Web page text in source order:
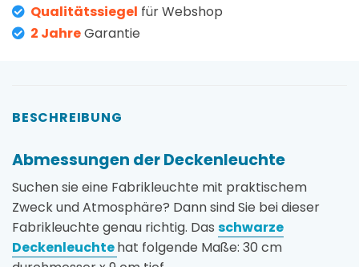
Qualitätssiegel für Webshop
2 JahreGarantie
BESCHREIBUNG
Abmessungen der Deckenleuchte
Suchen sie eine Fabrikleuchte mit praktischem
Zweck und Atmosphäre? Dann sind Sie bei dieser
Fabrikleuchte genau richtig. Das schwarze
Deckenleuchtehat folgende Maße: 30 cm